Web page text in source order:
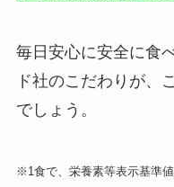
毎日安心に安全に食
ド社のこだわりが、
でしょう。
※1食で、栄養素等表示基準